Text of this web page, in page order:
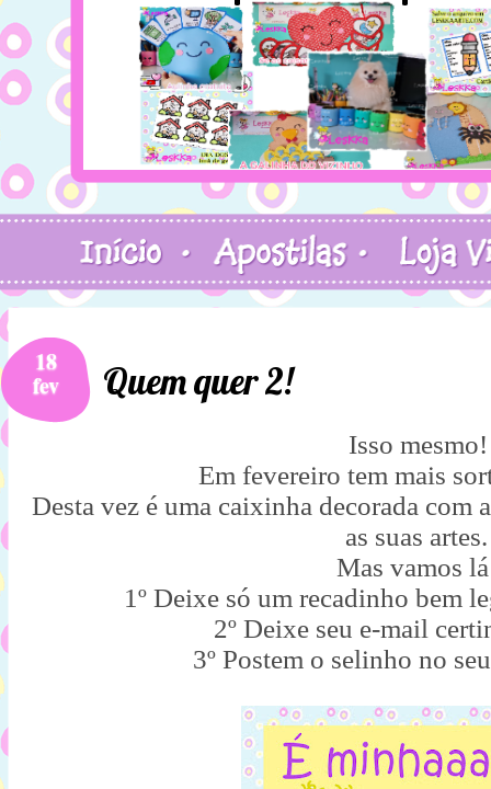
18
fev Quem quer 2!
Isso
Em fevereiro tem mais
Desta vez é uma caixinha decorada com
as suas artes.
Mas vamos
1º Deixe só um recadinho bem
2º Deixe seu e-mail
3º Postem o selinho no